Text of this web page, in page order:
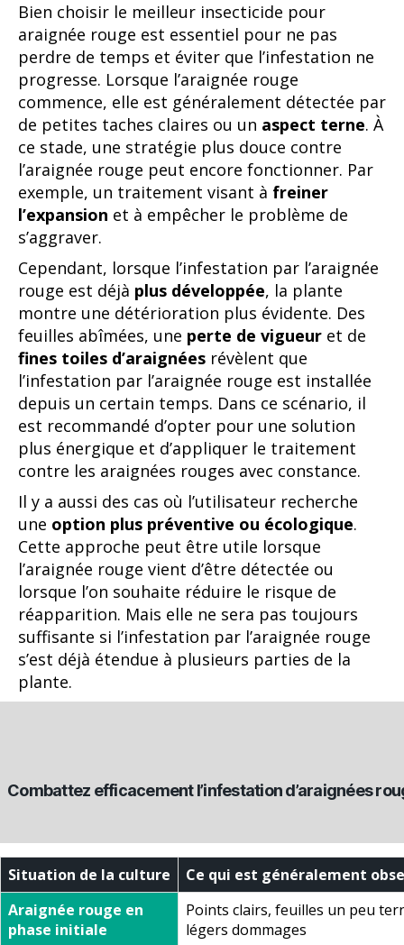
Bien choisir le meilleur insecticide pour
araignée rouge est essentiel pour ne pas
perdre de temps et éviter que l’infestation ne
progresse. Lorsque l’araignée rouge
commence, elle est généralement détectée par
de petites taches claires ou un aspect terne. À
ce stade, une stratégie plus douce contre
l’araignée rouge peut encore fonctionner. Par
exemple, un traitement visant à freiner
l’expansion et à empêcher le problème de
s’aggraver.
Cependant, lorsque l’infestation par l’araignée
rouge est déjà plus développée, la plante
montre une détérioration plus évidente. Des
feuilles abîmées, une perte de vigueur et de
fines toiles d’araignées révèlent que
l’infestation par l’araignée rouge est installée
depuis un certain temps. Dans ce scénario, il
est recommandé d’opter pour une solution
plus énergique et d’appliquer le traitement
contre les araignées rouges avec constance.
Il y a aussi des cas où l’utilisateur recherche
une option plus préventive ou écologique.
Cette approche peut être utile lorsque
l’araignée rouge vient d’être détectée ou
lorsque l’on souhaite réduire le risque de
réapparition. Mais elle ne sera pas toujours
suffisante si l’infestation par l’araignée rouge
s’est déjà étendue à plusieurs parties de la
plante.
Combattez efficacement l’infestation d’araignées
Situation de la culture
Ce qui est généralement
Araignée rouge en
phase initiale
Points clairs, feuilles un peu
légers dommages